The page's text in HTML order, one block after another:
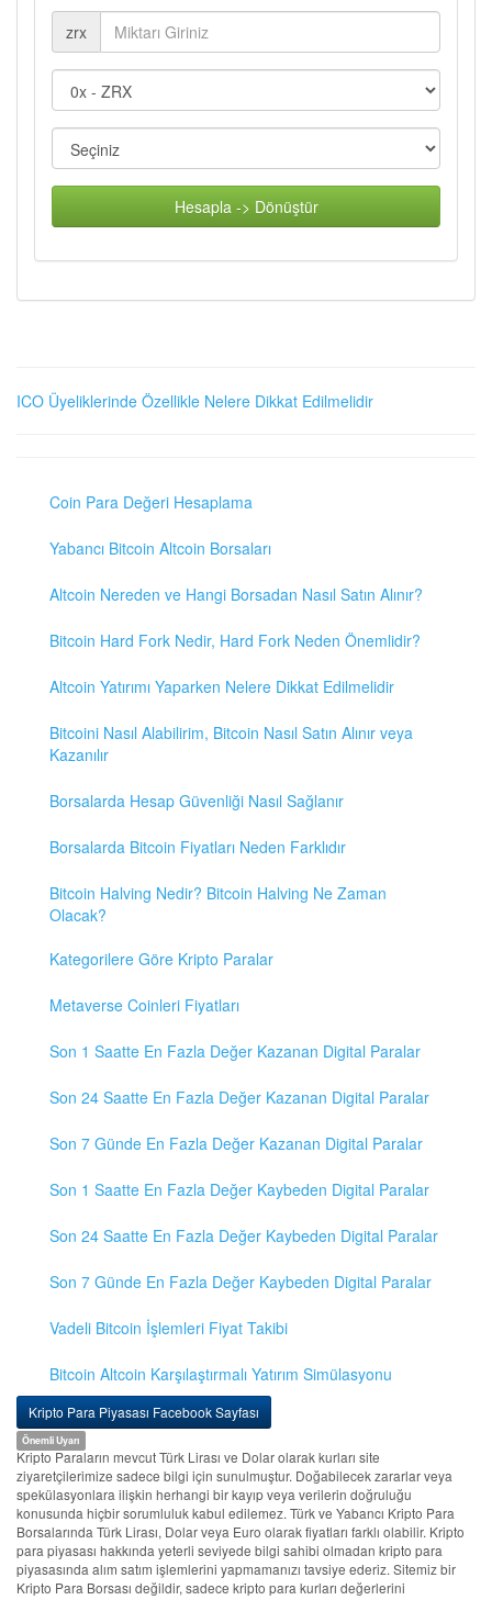
zrx
Hesapla -> Dönüştür
ICO Üyeliklerinde Özellikle Nelere Dikkat Edilmelidir
Coin Para Değeri Hesaplama
Yabancı Bitcoin Altcoin Borsaları
Altcoin Nereden ve Hangi Borsadan Nasıl Satın Alınır?
Bitcoin Hard Fork Nedir, Hard Fork Neden Önemlidir?
Altcoin Yatırımı Yaparken Nelere Dikkat Edilmelidir
Bitcoini Nasıl Alabilirim, Bitcoin Nasıl Satın Alınır veya
Kazanılır
Borsalarda Hesap Güvenliği Nasıl Sağlanır
Borsalarda Bitcoin Fiyatları Neden Farklıdır
Bitcoin Halving Nedir? Bitcoin Halving Ne Zaman
Olacak?
Kategorilere Göre Kripto Paralar
Metaverse Coinleri Fiyatları
Son 1 Saatte En Fazla Değer Kazanan Digital Paralar
Son 24 Saatte En Fazla Değer Kazanan Digital Paralar
Son 7 Günde En Fazla Değer Kazanan Digital Paralar
Son 1 Saatte En Fazla Değer Kaybeden Digital Paralar
Son 24 Saatte En Fazla Değer Kaybeden Digital Paralar
Son 7 Günde En Fazla Değer Kaybeden Digital Paralar
Vadeli Bitcoin İşlemleri Fiyat Takibi
Bitcoin Altcoin Karşılaştırmalı Yatırım Simülasyonu
Kripto Para Piyasası Facebook Sayfası
Önemli Uyarı
Kripto Paraların mevcut Türk Lirası ve Dolar olarak kurları site
ziyaretçilerimize sadece bilgi için sunulmuştur. Doğabilecek zararlar veya
spekülasyonlara ilişkin herhangi bir kayıp veya verilerin doğruluğu
konusunda hiçbir sorumluluk kabul edilemez. Türk ve Yabancı Kripto Para
Borsalarında Türk Lirası, Dolar veya Euro olarak fiyatları farklı olabilir. Kripto
para piyasası hakkında yeterli seviyede bilgi sahibi olmadan kripto para
piyasasında alım satım işlemlerini yapmamanızı tavsiye ederiz. Sitemiz bir
Kripto Para Borsası değildir, sadece kripto para kurları değerlerini